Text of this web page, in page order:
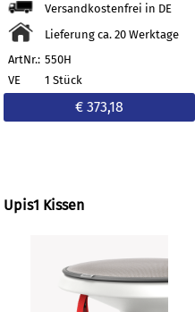
Versandkostenfrei in DE
Lieferung ca. 20 Werktage
ArtNr.: 550H
VE
1 Stück
€ 373,18
Upis1 Kissen